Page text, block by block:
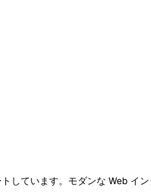
しています。モダンな Web イ